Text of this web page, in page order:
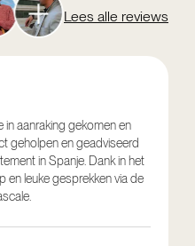
Lees alle reviews
in aanraking gekomen en
geholpen en geadviseerd
in Spanje. Dank in het
en leuke gesprekken via de